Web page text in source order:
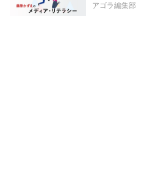
アゴラ編集部